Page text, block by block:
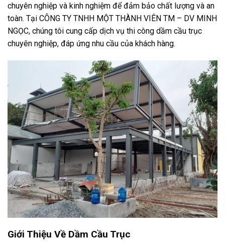
chuyên nghiệp và kinh nghiệm để đảm bảo chất lượng và an
toàn. Tại CÔNG TY TNHH MỘT THÀNH VIÊN TM – DV MINH
NGỌC, chúng tôi cung cấp dịch vụ thi công dầm cầu trục
chuyên nghiệp, đáp ứng nhu cầu của khách hàng.
Giới Thiệu Về Dầm Cầu Trục